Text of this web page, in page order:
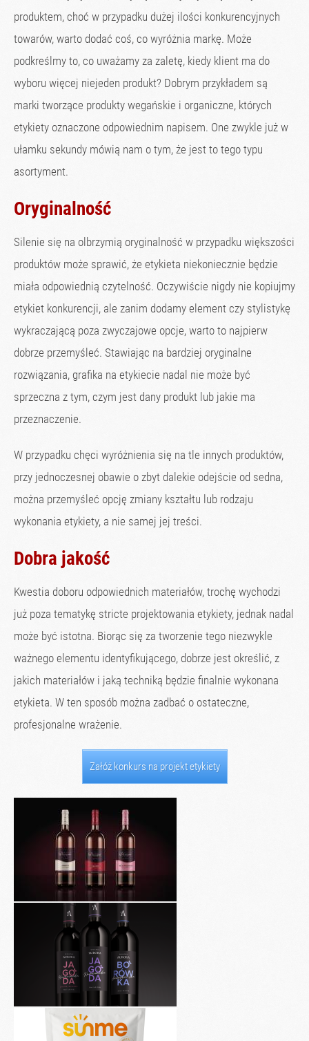
produktem, choć w przypadku dużej ilości konkurencyjnych
towarów, warto dodać coś, co wyróżnia markę. Może
podkreślmy to, co uważamy za zaletę, kiedy klient ma do
wyboru więcej niejeden produkt? Dobrym przykładem są
marki tworzące produkty wegańskie i organiczne, których
etykiety oznaczone odpowiednim napisem. One zwykle już w
ułamku sekundy mówią nam o tym, że jest to tego typu
asortyment.
Oryginalność
Silenie się na olbrzymią oryginalność w przypadku większości
produktów może sprawić, że etykieta niekoniecznie będzie
miała odpowiednią czytelność. Oczywiście nigdy nie kopiujmy
etykiet konkurencji, ale zanim dodamy element czy stylistykę
wykraczającą poza zwyczajowe opcje, warto to najpierw
dobrze przemyśleć. Stawiając na bardziej oryginalne
rozwiązania, grafika na etykiecie nadal nie może być
sprzeczna z tym, czym jest dany produkt lub jakie ma
przeznaczenie.
W przypadku chęci wyróżnienia się na tle innych produktów,
przy jednoczesnej obawie o zbyt dalekie odejście od sedna,
można przemyśleć opcję zmiany kształtu lub rodzaju
wykonania etykiety, a nie samej jej treści.
Dobra jakość
Kwestia doboru odpowiednich materiałów, trochę wychodzi
już poza tematykę stricte projektowania etykiety, jednak nadal
może być istotna. Biorąc się za tworzenie tego niezwykle
ważnego elementu identyfikującego, dobrze jest określić, z
jakich materiałów i jaką techniką będzie finalnie wykonana
etykieta. W ten sposób można zadbać o ostateczne,
profesjonalne wrażenie.
Załóż konkurs na projekt etykiety